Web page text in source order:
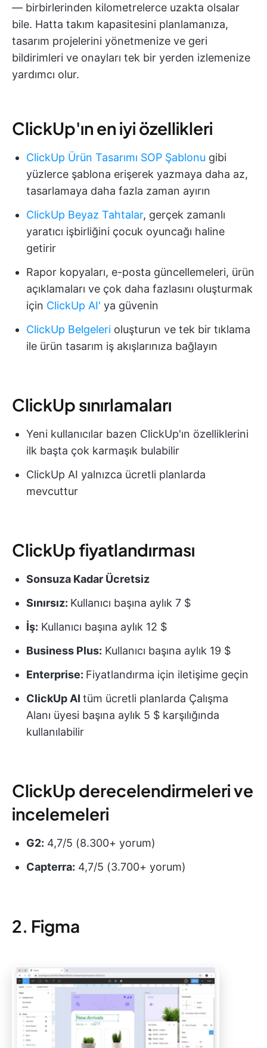
— birbirlerinden kilometrelerce uzakta olsalar
bile. Hatta takım kapasitesini planlamanıza,
tasarım projelerini yönetmenize ve geri
bildirimleri ve onayları tek bir yerden izlemenize
yardımcı olur.
ClickUp'ın en iyi özellikleri
ClickUp Ürün Tasarımı SOP Şablonu gibi
yüzlerce şablona erişerek yazmaya daha az,
tasarlamaya daha fazla zaman ayırın
ClickUp Beyaz Tahtalar, gerçek zamanlı
yaratıcı işbirliğini çocuk oyuncağı haline
getirir
Rapor kopyaları, e-posta güncellemeleri, ürün
açıklamaları ve çok daha fazlasını oluşturmak
için ClickUp AI' ya güvenin
ClickUp Belgeleri oluşturun ve tek bir tıklama
ile ürün tasarım iş akışlarınıza bağlayın
ClickUp sınırlamaları
Yeni kullanıcılar bazen ClickUp'ın özelliklerini
ilk başta çok karmaşık bulabilir
ClickUp AI yalnızca ücretli planlarda
mevcuttur
ClickUp fiyatlandırması
Sonsuza Kadar Ücretsiz
Sınırsız: Kullanıcı başına aylık 7 $
İş: Kullanıcı başına aylık 12 $
Business Plus: Kullanıcı başına aylık 19 $
Enterprise: Fiyatlandırma için iletişime geçin
ClickUp AI tüm ücretli planlarda Çalışma
Alanı üyesi başına aylık 5 $ karşılığında
kullanılabilir
ClickUp derecelendirmeleri ve
incelemeleri
G2: 4,7/5 (8.300+ yorum)
Capterra: 4,7/5 (3.700+ yorum)
2. Figma